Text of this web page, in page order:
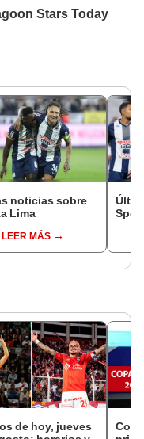
noticias sobre
Lima
LEER MÁS
de hoy, jueves